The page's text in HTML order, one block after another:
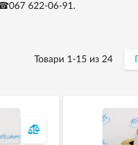
☎067 622-06-91.
Товари 1-15 из 24